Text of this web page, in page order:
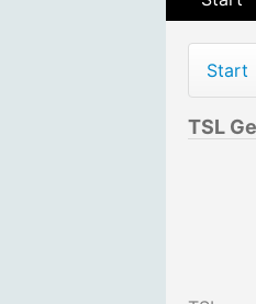
Start
TSL